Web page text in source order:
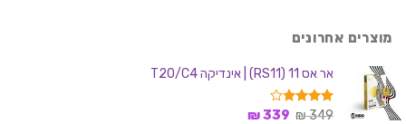
מוצרים אחרונים
אר אס 11 (RS11) | אינדיקה T20/C4
דורג
349
₪ המחיר
339
₪המחיר